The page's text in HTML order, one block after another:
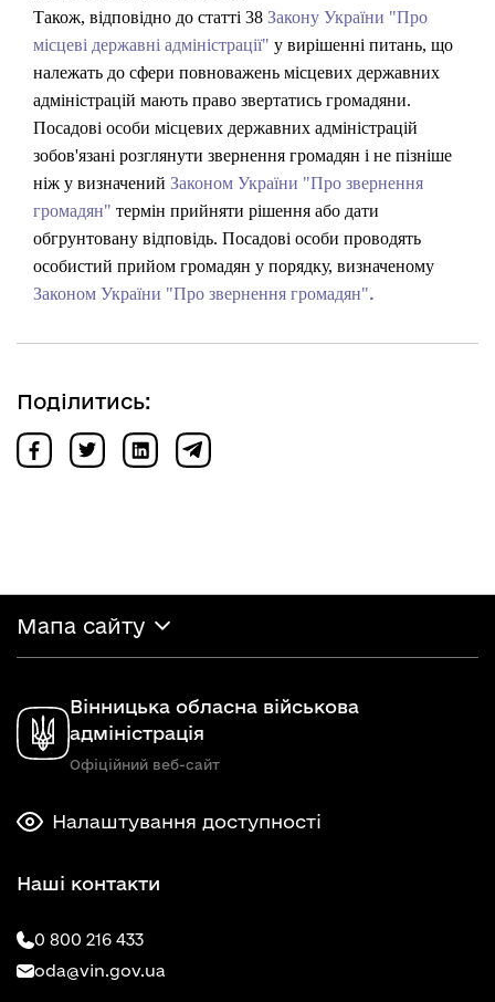
Також, відповідно до статті 38 Закону України "Про
місцеві державні адміністрації" у вирішенні питань, що
належать до сфери повноважень місцевих державних
адміністрацій мають право звертатись громадяни.
Посадові особи місцевих державних адміністрацій
зобов'язані розглянути звернення громадян і не пізніше
ніж у визначений Законом України "Про звернення
громадян" термін прийняти рішення або дати
обгрунтовану відповідь. Посадові особи проводять
особистий прийом громадян у порядку, визначеному
Законом України "Про звернення громадян".
Поділитись:
Мапа сайту
Вінницька обласна військова
адміністрація
Офіційний веб-сайт
Налаштування доступності
Наші контакти
0 800 216 433
oda@vin.gov.ua